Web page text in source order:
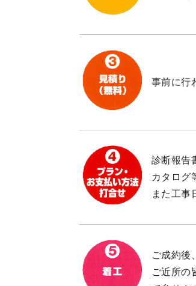
事前に行
診断報告
カタログ
また工事
ご成約後
ご近所の